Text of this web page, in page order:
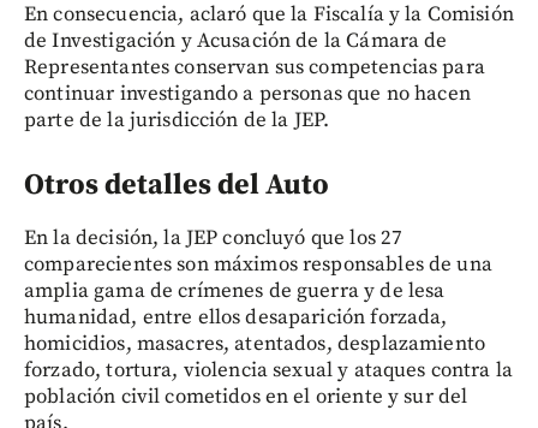
En consecuencia, aclaró que la Fiscalía y la Comisión
de Investigación y Acusación de la Cámara de
Representantes conservan sus competencias para
continuar investigando a personas que no hacen
parte de la jurisdicción de la JEP.
Otros detalles del Auto
En la decisión, la JEP concluyó que los 27
comparecientes son máximos responsables de una
amplia gama de crímenes de guerra y de lesa
humanidad, entre ellos desaparición forzada,
homicidios, masacres, atentados, desplazamiento
forzado, tortura, violencia sexual y ataques contra la
población civil cometidos en el oriente y sur del